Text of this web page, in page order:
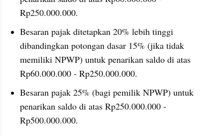
Rp250.000.000.
Besaran pajak ditetapkan 20% lebih tinggi
dibandingkan potongan dasar 15% (jika tidak
memiliki NPWP) untuk penarikan saldo di atas
Rp60.000.000 - Rp250.000.000.
Besaran pajak 25% (bagi pemilik NPWP) untuk
penarikan saldo di atas Rp250.000.000 -
Rp500.000.000.